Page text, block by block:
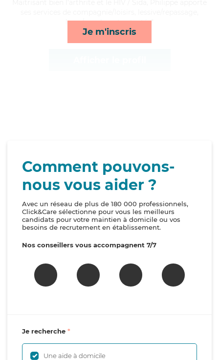
Je m'inscris
lever/coucher et activités*
Comment pouvons-
nous vous aider ?
Avec un réseau de plus de 180 000 professionnels,
Click&Care sélectionne pour vous les meilleurs
candidats pour votre maintien à domicile ou vos
besoins de recrutement en établissement.
Nos conseillers vous accompagnent 7/7
Je recherche
Une aide à domicile